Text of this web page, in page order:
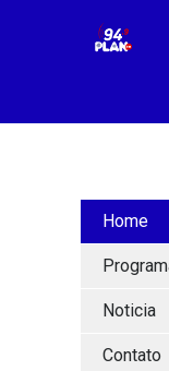
Home
Noticia
Contato